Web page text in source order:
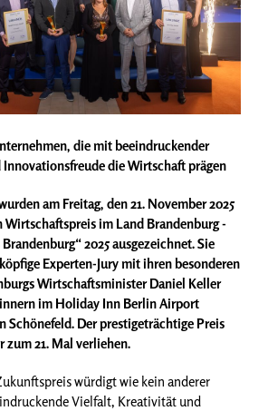
die mit beeindruckender
die Wirtschaft prägen
am Freitag, den 21. November 2025
im Land Brandenburg -
2025 ausgezeichnet. Sie
Experten-Jury mit ihren besonderen
Wirtschaftsminister Daniel Keller
im Holiday Inn Berlin Airport
Schönefeld. Der prestigeträchtige Preis
zum 21. Mal verliehen.
würdigt wie kein anderer
Vielfalt, Kreativität und